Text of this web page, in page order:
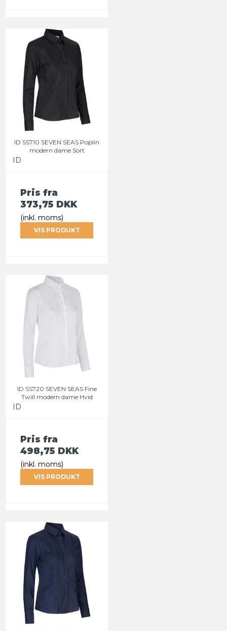
ID SS710 SEVEN SEAS Poplin
modern dame Sort
ID
Pris fra
373,75 DKK
(inkl. moms)
VIS PRODUKT
ID SS720 SEVEN SEAS Fine
Twill modern dame Hvid
ID
Pris fra
498,75 DKK
(inkl. moms)
VIS PRODUKT